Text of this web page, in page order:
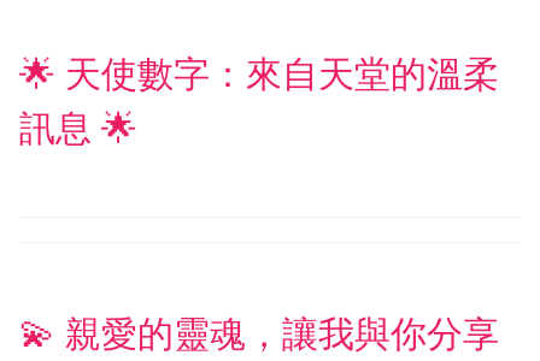
🌟 天使數字：來自天堂的溫柔
訊息 🌟
💫 親愛的靈魂，讓我與你分享